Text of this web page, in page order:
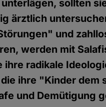
sollten
ärztlich
und
werden mit
ihre radikale
ihre "Kinder dem
und Demütigung